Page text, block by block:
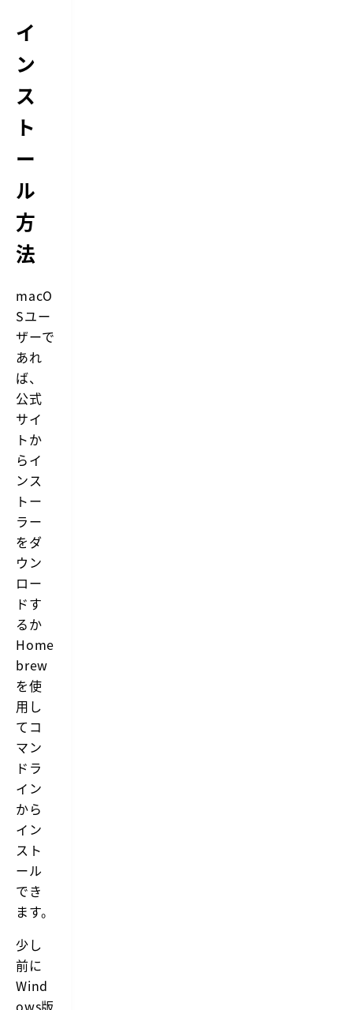
イ
ン
ス
ト
ー
ル
方
法
macO
Sユー
ザーで
あれ
ば、
公式
サイ
トか
らイ
ンス
トー
ラー
をダ
ウン
ロー
ドす
るか
Home
brew
を使
用し
てコ
マン
ドラ
イン
から
イン
スト
ール
でき
ます。
少し
前に
Wind
ows版